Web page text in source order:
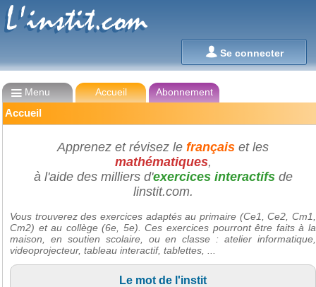
Se connecter
L'instit.com
L'instit.com
Menu Accueil Abonnement
Accueil
Apprenez et révisez le français et les
mathématiques,
à l'aide des milliers d'exercices interactifsde
linstit.com.
Vous trouverez des exercices adaptés au primaire (Ce1, Ce2, Cm1,
Cm2) et au collège (6e, 5e). Ces exercices pourront être faits à la
maison, en soutien scolaire, ou en classe : atelier informatique,
videoprojecteur, tableau interactif, tablettes, ...
Le mot de l'instit